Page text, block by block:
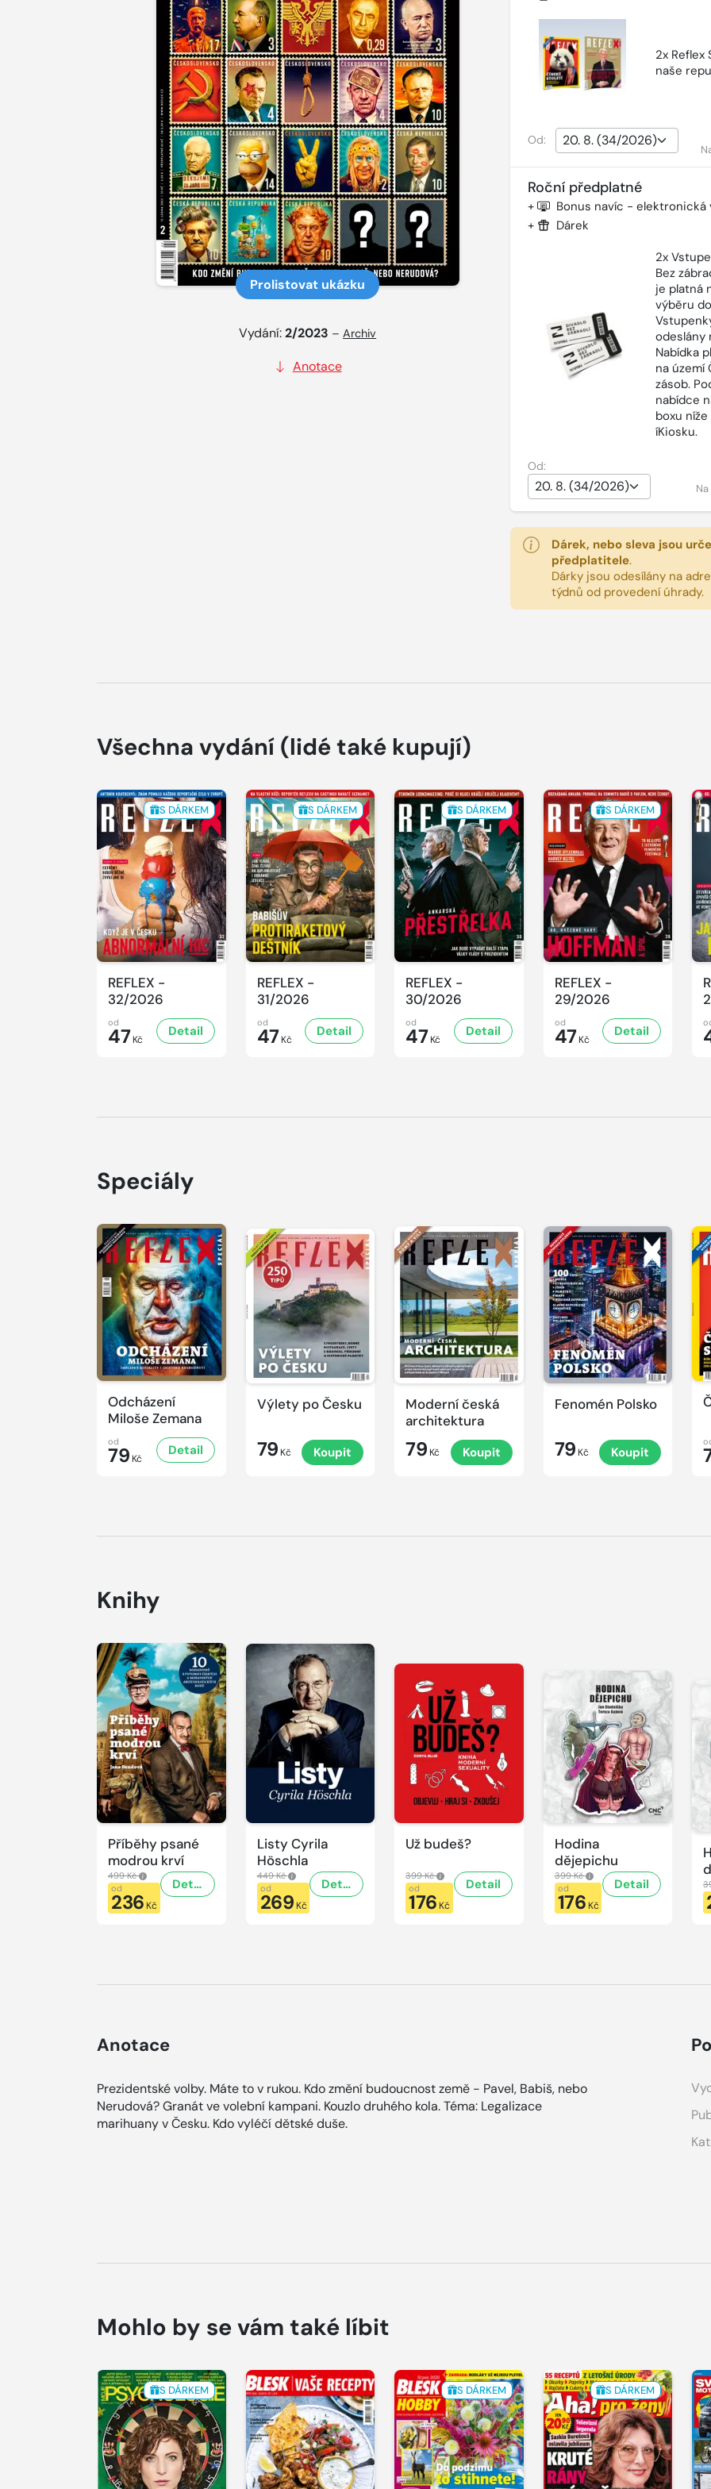
Prolistovat ukázku
Vydání:2/2023 –Archiv
Anotace
2x
naše
Od:
Roční předplatné
+ Bonus navíc - elektronická
+
Dárek
2x
Bez
je platná
výběru
odeslány
Nabídka
na území
zásob.
nabídce
boxu
íKiosku.
Od:
Dárek, nebo sleva jsou
předplatitele.
Dárky jsou odesílány na
týdnů od provedení úhrady.
Všechna vydání (lidé také kupují)
S DÁRKEM
REFLEX -
32/2026
od
47 Kč
Detail
S DÁRKEM
REFLEX -
31/2026
od
47 Kč
Detail
S DÁRKEM
REFLEX -
30/2026
od
47 Kč
Detail
S DÁRKEM
REFLEX -
29/2026
od
47 Kč
Detail
Speciály
Odcházení
Miloše Zemana
od
79 Kč
Detail
Výlety po Česku
79 Kč Koupit
Moderní česká
architektura
79 Kč Koupit
Fenomén Polsko
79 Kč Koupit
Knihy
Příběhy psané
modrou krví
499 Kč
od
236 Kč
Detail
Listy Cyrila
Höschla
449 Kč
od
269 Kč
Detail
Už budeš?
399 Kč
od
176 Kč
Detail
Hodina
dějepichu
399 Kč
od
176 Kč
Detail
Anotace
Prezidentské volby. Máte to v rukou. Kdo změní budoucnost země - Pavel, Babiš, nebo
Nerudová? Granát ve volební kampani. Kouzlo druhého kola. Téma: Legalizace
marihuany v Česku. Kdo vyléčí dětské duše.
Mohlo by se vám také líbit
S DÁRKEM S DÁRKEM S DÁRKEM